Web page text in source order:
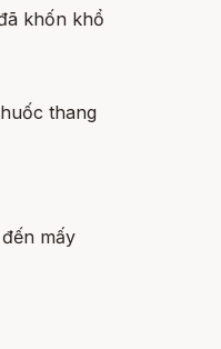
khốn khổ
thang
mấy